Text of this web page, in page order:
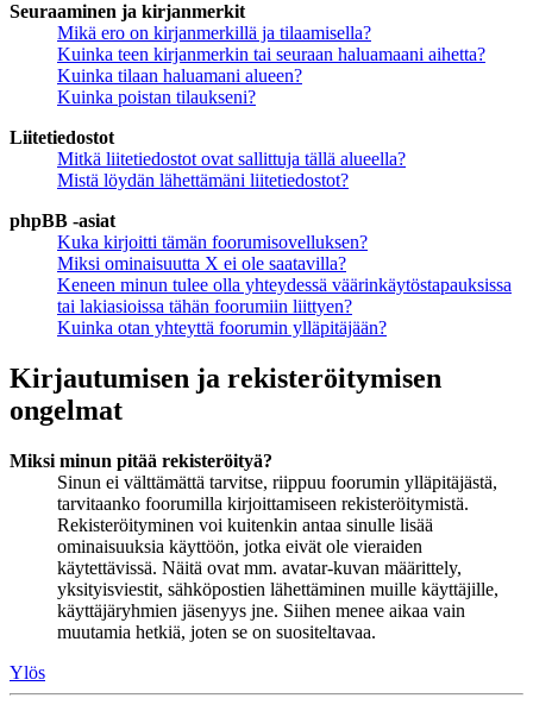
Seuraaminen ja kirjanmerkit
Mikä ero on kirjanmerkillä ja tilaamisella?
Kuinka teen kirjanmerkin tai seuraan haluamaani aihetta?
Kuinka tilaan haluamani alueen?
Kuinka poistan tilaukseni?
Liitetiedostot
Mitkä liitetiedostot ovat sallittuja tällä alueella?
Mistä löydän lähettämäni liitetiedostot?
phpBB -asiat
Kuka kirjoitti tämän foorumisovelluksen?
Miksi ominaisuutta X ei ole saatavilla?
Keneen minun tulee olla yhteydessä väärinkäytöstapauksissa
tai lakiasioissa tähän foorumiin liittyen?
Kuinka otan yhteyttä foorumin ylläpitäjään?
Kirjautumisen ja rekisteröitymisen
ongelmat
Miksi minun pitää rekisteröityä?
Sinun ei välttämättä tarvitse, riippuu foorumin ylläpitäjästä,
tarvitaanko foorumilla kirjoittamiseen rekisteröitymistä.
Rekisteröityminen voi kuitenkin antaa sinulle lisää
ominaisuuksia käyttöön, jotka eivät ole vieraiden
käytettävissä. Näitä ovat mm. avatar-kuvan määrittely,
yksityisviestit, sähköpostien lähettäminen muille käyttäjille,
käyttäjäryhmien jäsenyys jne. Siihen menee aikaa vain
muutamia hetkiä, joten se on suositeltavaa.
Ylös